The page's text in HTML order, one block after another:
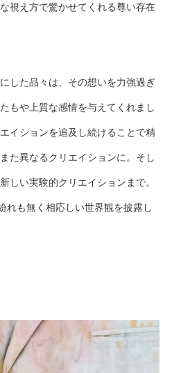
視え方で驚かせてくれる尊い存在
した品々は、その想いを力強過ぎ
もや上質な感情を与えてくれまし
イションを追及し続けることで精
た異なるクリエイションに。そし
しい実験的クリエイションまで。
れも無く相応しい世界観を披露し